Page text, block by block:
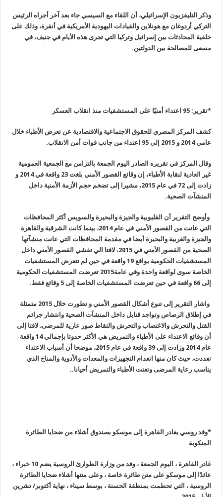
وذكر التليفزيون الإسرائيلي، أن اللقاء مع السيسي جاء بعد آخر أجراه الرئيس
التركي أردوغان مع هونلاين والقيادات اليهودية الأمريكية في أنقرة، وذلك على
خلفية المحادثات بين إسرائيل وتركيا التي تجرى هذه الأيام في جنيف، في
مسعى للمصالحة بين الدولتين.
*تقرير: 95 اعتداء أمنيًا على المستشفيات منذ انقلاب العسكر
كشف المركز المصري للحقوق الاجتماعية والاقتصادية عن تعرض الأطباء خلال
عامي 2014 و 2015 إلى 95 اعتداء من جانب قوات أمن الانقلاب.
وقال المركز في تقريره الصادر اليوم الجمعة بالتزامن مع الجمعية العمومية
غير العادية لنقابة الأطباء، إن وقائع القصور الأمني بلغت 23 واقعة في 2014 و
زادت إلى 72 في عام 2015، مشيرا إلى تضخم حجم الأزمة الأمنية داخل
المنشآت الصحية.
وأوضح التقرير أن القليوبية والجيزة والبحيرة والسويس أكثر المحافظات
التي عانت من القصور الأمني في عام 2014، بينما كانت الشرقية والقاهرة
والجيزة والغربية والبحيرة أيضا في مقدمة المحافظات التي عانت منشآتها
الصحية من القصور الأمني في 2015، لافتا الي تفشي القصور الأمني داخل
المستشفيات الحكومية بواقع 19 واقعة في حين لم تتعرض المستشفيات
الخاصة سوى لواقعة واحدة وفي عامة2015 تعرضت المستشفيات الحكومية
إلى 66 واقعة في حين تعرضت المستشفيات الخاصة إلى 5 وقائع فقط.
واشار التقرير إلى تنوع أشكال القصور الأمني و تطورت خلال 2015 متمثلة
في إطلاق الرصاص وتواجد قنابل داخل المنشآت الصحية وانتشار جرائم
القتل والتحرش والاغتصاب والتحرش والتقاط صور عارية للمرضى، لافتا إلى
أن وقائع الاعتداء على الأطباء والتمريض هي الأكثر حدوثا بإجمالي 14 واقعة
عام 2014 وزادت إلى 39 واقعة في عام 2015، موضحا أن أسباب الاعتداء
تعددت، حيث كان منها انعدام التجهيزات والمعدات والأدوية والمناخ الذي
يناسب رعاية المرضى وتعنت الأطباء والتمريض أحيانا..
*وفد روسي يغادر القاهرة إلى موسكو بصندوق أشلاء من ضحايا الطائرة
المنكوبة
غادر القاهرة ، اليوم الجمعة ، وفد من وزارة الطوارئ الروسية يضم 10 خبراء ،
عائدًا إلى موسكو على متن طائرة خاصة ، وعلى متنها أشلاء ضحايا الطائرة
الروسية ، التي تحطمت بمنطقة الحسنة ، بوسط سيناء ، نهاية أكتوبر/ تشرين